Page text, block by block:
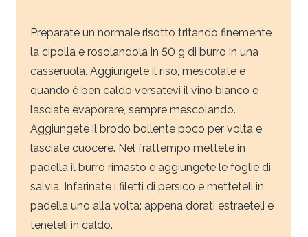
Preparate un normale risotto tritando finemente
la cipolla e rosolandola in 50 g di burro in una
casseruola. Aggiungete il riso, mescolate e
quando è ben caldo versatevi il vino bianco e
lasciate evaporare, sempre mescolando.
Aggiungete il brodo bollente poco per volta e
lasciate cuocere. Nel frattempo mettete in
padella il burro rimasto e aggiungete le foglie di
salvia. Infarinate i filetti di persico e metteteli in
padella uno alla volta: appena dorati estraeteli e
teneteli in caldo.